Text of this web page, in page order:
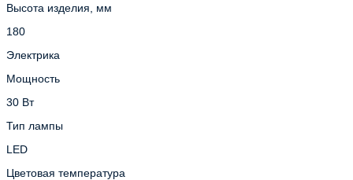
Высота изделия, мм
180
Электрика
Мощность
30 Вт
Тип лампы
LED
Цветовая температура